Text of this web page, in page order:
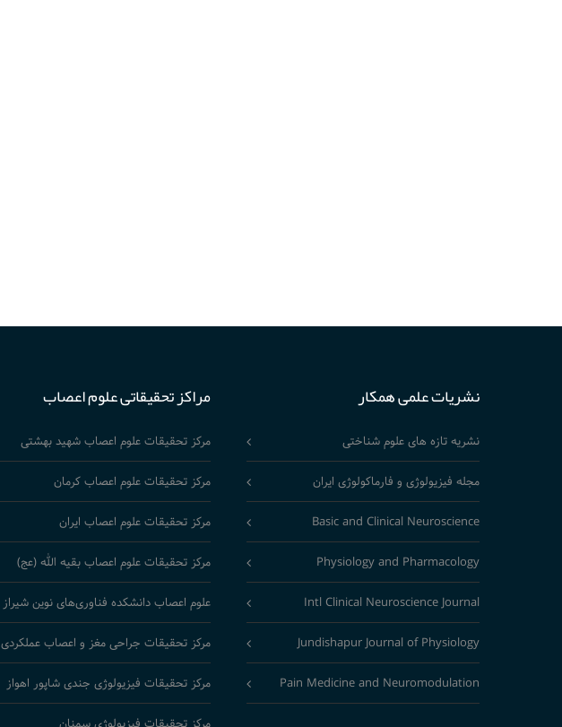
نشریات علمی همکار
نشریه تازه های علوم شناختی
مجله فیزیولوژی و فارماکولوژی ایران
Basic and Clinical Neuroscience
Physiology and Pharmacology
Intl Clinical Neuroscience Journal
Jundishapur Journal of Physiology
Pain Medicine and Neuromodulation
مراکز تحقیقاتی علوم اعصاب
مرکز تحقیقات علوم اعصاب شهید بهشتی
مرکز تحقیقات علوم اعصاب کرمان
مرکز تحقیقات علوم اعصاب ایران
مرکز تحقیقات علوم اعصاب بقیه الله (عج)
علوم اعصاب دانشکده فناوری‌های نوین شیراز
مرکز تحقیقات جراحی مغز و اعصاب عملکردی
مرکز تحقیقات فیزیولوژی جندی شاپور اهواز
مرکز تحقیقات فیزیولوژی سمنان